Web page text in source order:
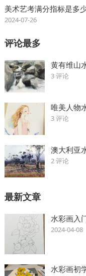
美术艺考满分指标是多
2024-07-26
评论最多
黄有维山
3 评论
唯美人物
3 评论
澳大利亚
2 评论
最新文章
水彩画入
2024-04-08
水彩画初